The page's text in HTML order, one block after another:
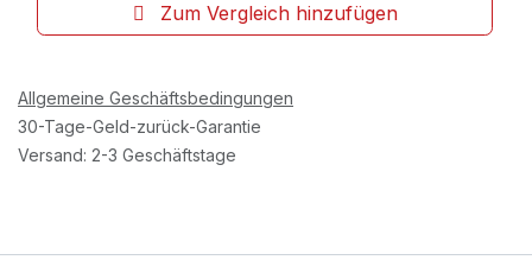
Zum Vergleich hinzufügen
Allgemeine Geschäftsbedingungen
30-Tage-Geld-zurück-Garantie
Versand: 2-3 Geschäftstage